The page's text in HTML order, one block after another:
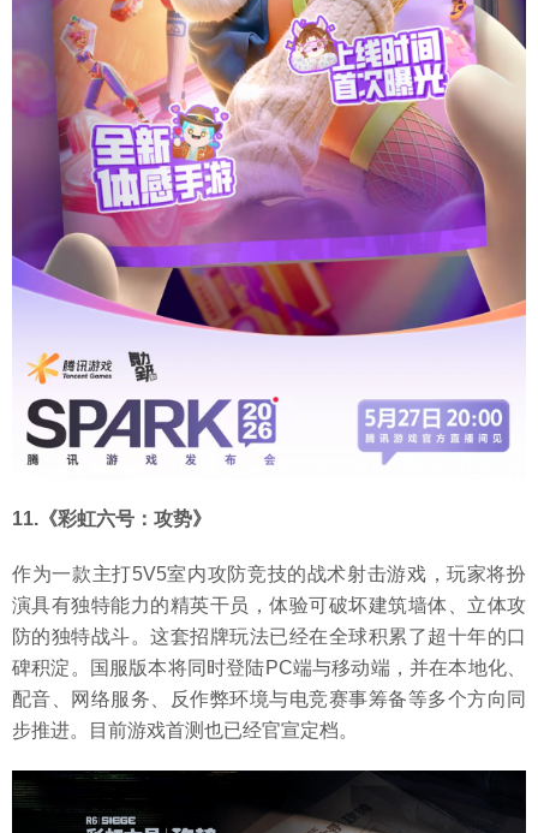
11.《彩虹六号：攻势》
作为一款主打5V5室内攻防竞技的战术射击游戏，玩家将扮
演具有独特能力的精英干员，体验可破坏建筑墙体、立体攻
防的独特战斗。这套招牌玩法已经在全球积累了超十年的口
碑积淀。国服版本将同时登陆PC端与移动端，并在本地化、
配音、网络服务、反作弊环境与电竞赛事筹备等多个方向同
步推进。目前游戏首测也已经官宣定档。